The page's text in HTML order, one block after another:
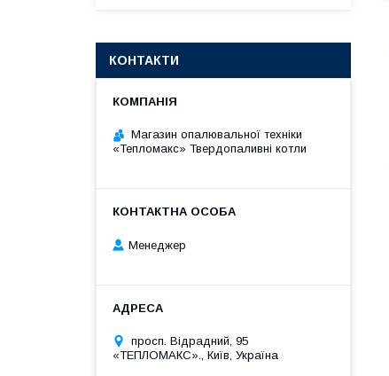
КОНТАКТИ
Магазин опалювальної техніки
«Тепломакс» Твердопаливні котли
Менеджер
просп. Відрадний, 95
«ТЕПЛОМАКС»., Київ, Україна